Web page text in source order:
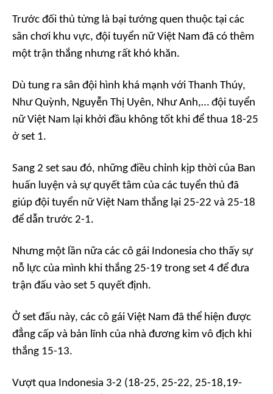
Trước đối thủ từng là bại tướng quen thuộc tại các
sân chơi khu vực, đội tuyển nữ Việt Nam đã có thêm
một trận thắng nhưng rất khó khăn.
Dù tung ra sân đội hình khá mạnh với Thanh Thúy,
Như Quỳnh, Nguyễn Thị Uyên, Như Anh,… đội tuyển
nữ Việt Nam lại khởi đầu không tốt khi để thua 18-25
ở set 1.
Sang 2 set sau đó, những điều chỉnh kịp thời của Ban
huấn luyện và sự quyết tâm của các tuyển thủ đã
giúp đội tuyển nữ Việt Nam thắng lại 25-22 và 25-18
để dẫn trước 2-1.
Nhưng một lần nữa các cô gái Indonesia cho thấy sự
nỗ lực của mình khi thắng 25-19 trong set 4 để đưa
trận đấu vào set 5 quyết định.
Ở set đấu này, các cô gái Việt Nam đã thể hiện được
đẳng cấp và bản lĩnh của nhà đương kim vô địch khi
thắng 15-13.
Vượt qua Indonesia 3-2 (18-25, 25-22, 25-18,19-